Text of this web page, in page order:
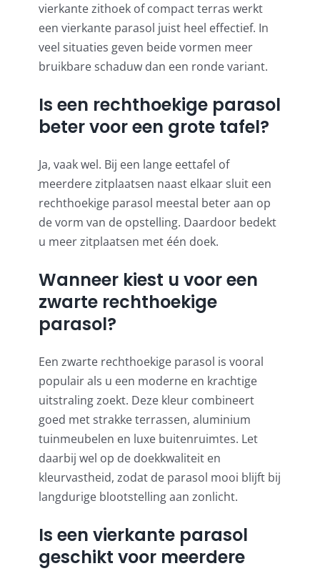
vierkante zithoek of compact terras werkt
een vierkante parasol juist heel effectief. In
veel situaties geven beide vormen meer
bruikbare schaduw dan een ronde variant.
Is een rechthoekige parasol
beter voor een grote tafel?
Ja, vaak wel. Bij een lange eettafel of
meerdere zitplaatsen naast elkaar sluit een
rechthoekige parasol meestal beter aan op
de vorm van de opstelling. Daardoor bedekt
u meer zitplaatsen met één doek.
Wanneer kiest u voor een
zwarte rechthoekige
parasol?
Een zwarte rechthoekige parasol is vooral
populair als u een moderne en krachtige
uitstraling zoekt. Deze kleur combineert
goed met strakke terrassen, aluminium
tuinmeubelen en luxe buitenruimtes. Let
daarbij wel op de doekkwaliteit en
kleurvastheid, zodat de parasol mooi blijft bij
langdurige blootstelling aan zonlicht.
Is een vierkante parasol
geschikt voor meerdere